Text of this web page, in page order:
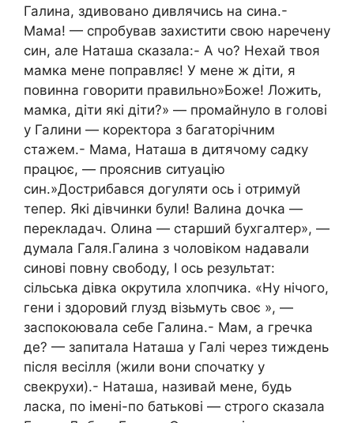
Галина, здивовано дивлячись на сина.-
Мама! — спробував захистити свою наречену
син, але Наташа сказала:- А чо? Нехай твоя
мамка мене поправляє! У мене ж діти, я
повинна говорити правильно»Боже! Ложить,
мамка, діти які діти?» — промайнуло в голові
у Галини — коректора з багаторічним
стажем.- Мама, Наташа в дитячому садку
працює, — прояснив ситуацію
син.»Дострибався догуляти ось і отримуй
тепер. Які дівчинки були! Валина дочка —
перекладач. Олина — старший бухгалтер», —
думала Галя.Галина з чоловіком надавали
синові повну свободу, І ось результат:
сільська дівка окрутила хлопчика. «Ну нічого,
гени і здоровий глузд візьмуть своє », —
заспокоювала себе Галина.- Мам, а гречка
де? — запитала Наташа у Галі через тиждень
після весілля (жили вони спочатку у
свекрухи).- Наташа, називай мене, будь
ласка, по імені-по батькові — строго сказала